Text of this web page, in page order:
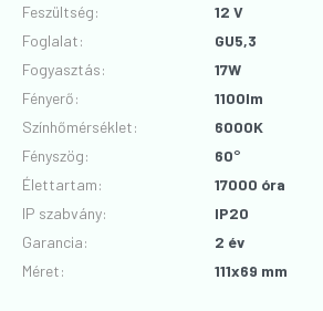
Feszültség:
12 V
Foglalat:
GU5,3
Fogyasztás:
17W
Fényerő:
1100lm
Színhőmérséklet:
6000K
Fényszög:
60°
Élettartam:
17000 óra
IP szabvány:
IP20
Garancia:
2 év
Méret: 111x69 mm